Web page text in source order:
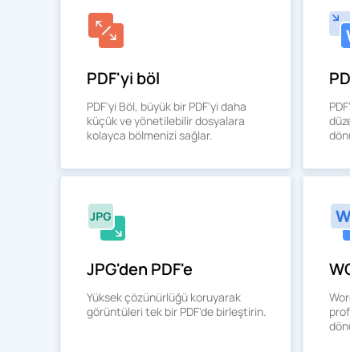
PDF'yi böl
PDF'yi Böl, büyük bir PDF'yi daha
küçük ve yönetilebilir dosyalara
kolayca bölmenizi sağlar.
JPG'den PDF'e
Yüksek çözünürlüğü koruyarak
görüntüleri tek bir PDF'de birleştirin.